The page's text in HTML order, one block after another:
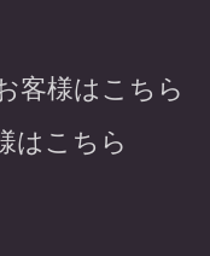
客様はこちら
はこちら